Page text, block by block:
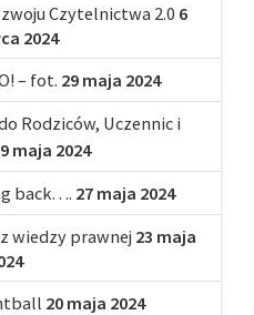
Czytelnictwa 2.0 6
2024
– fot. 29 maja 2024
Rodziców, Uczennic i
maja 2024
back…. 27 maja 2024
wiedzy prawnej 23 maja
20 maja 2024